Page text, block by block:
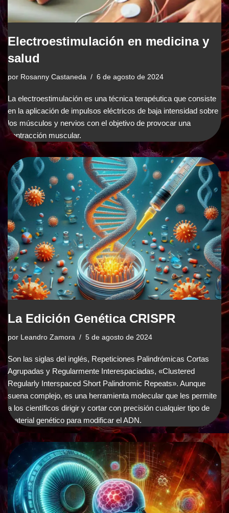
Electroestimulación en medicina y
salud
por Rosanny Castaneda 6 de agosto de 2024
La electroestimulación es una técnica terapéutica que consiste
en la aplicación de impulsos eléctricos de baja intensidad sobre
los músculos y nervios con el objetivo de provocar una
contracción muscular.
La Edición Genética CRISPR
por Leandro Zamora 5 de agosto de 2024
Son las siglas del inglés, Repeticiones Palindrómicas Cortas
Agrupadas y Regularmente Interespaciadas, «Clustered
Regularly Interspaced Short Palindromic Repeats». Aunque
suena complejo, es una herramienta molecular que les permite
a los científicos dirigir y cortar con precisión cualquier tipo de
material genético para modificar el ADN.